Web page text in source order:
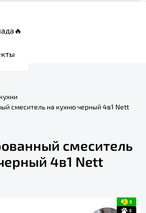
смеситель на кухню черный 4в1 Nett
смеситель
4в1 Nett